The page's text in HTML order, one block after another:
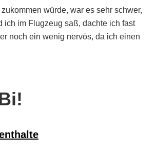
würde, war es sehr schwer,
im Flugzeug saß, dachte ich fast
noch ein wenig nervös, da ich einen